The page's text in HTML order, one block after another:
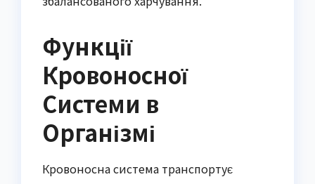
Функції
Кровоносної
Системи в
Організмі
Кровоносна система транспортує